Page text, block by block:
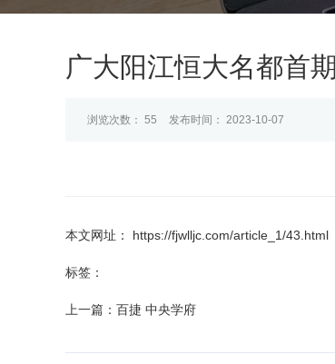
广大阳江恒大名都首期
浏览次数： 55 发布时间： 2023-10-07
本文网址： https://fjwlljc.com/article_1/43.html
标签：
上一篇： 百捷 中央学府